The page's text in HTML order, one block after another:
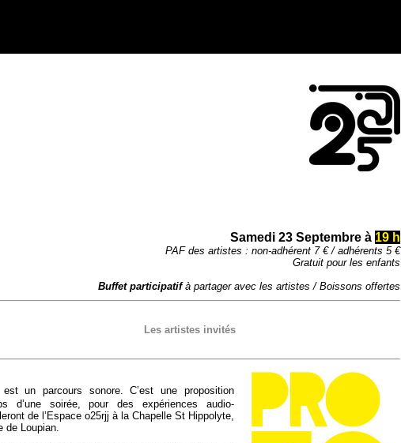
Samedi 23 Septembre à 19 h
PAF des artistes : non-adhérent 7 € / adhérents 5 €
Gratuit pour les enfants
Buffet participatifà partager avec les artistes / Boissons offertes
Les artistes invités
est un parcours sonore. C’est une proposition
d’une soirée, pour des expériences audio-
de l’Espace o25rjj à la Chapelle St Hippolyte,
de Loupian.